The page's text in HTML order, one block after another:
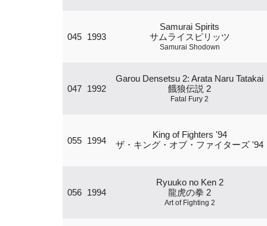
045 1993
Samurai Spirits
サムライスピリッツ
Samurai Shodown
047 1992
Garou Densetsu 2: Arata Naru Tatakai
餓狼伝説 2
Fatal Fury 2
055 1994
King of Fighters '94
ザ・キング・オブ・ファイターズ '94
056 1994
Ryuuko no Ken 2
龍虎の拳 2
Art of Fighting 2